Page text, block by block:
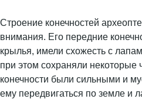
Строение конечностей
внимания. Его передние
крылья, имели схожесть с
при этом сохраняли некоторые
конечности были сильными и
ему передвигаться по земле и